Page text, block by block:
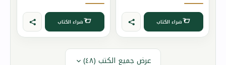
شراء الكتاب شراء الكتاب
عرض جميع الكتب (٤٨)